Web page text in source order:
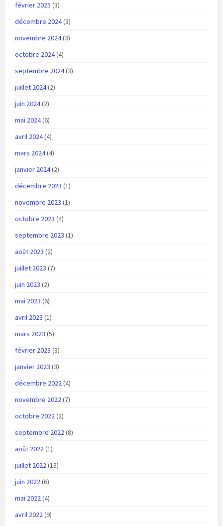
février 2025 (3)
décembre 2024(3)
novembre 2024(3)
octobre 2024(4)
septembre 2024(3)
juillet 2024(2)
juin 2024(2)
mai 2024(6)
avril 2024(4)
mars 2024(4)
janvier 2024(2)
décembre 2023 (1)
novembre 2023 (1)
octobre 2023 (4)
septembre 2023 (1)
août 2023 (2)
juillet 2023 (7)
juin 2023 (2)
mai 2023 (6)
avril 2023 (1)
mars 2023 (5)
février 2023 (3)
janvier 2023 (3)
décembre 2022(4)
novembre 2022(7)
octobre 2022(2)
septembre 2022(8)
août 2022(1)
juillet 2022(13)
juin 2022(6)
mai 2022(4)
avril 2022(9)